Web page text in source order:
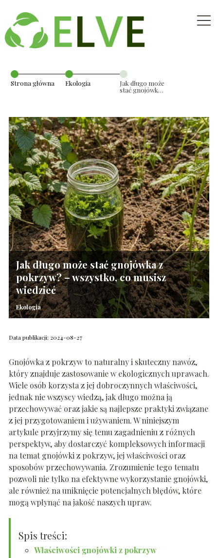
Strona główna Ekologia
Jak długo może
stać gnojówka z
Jak długo może stać gnojówka z
pokrzyw? – wszystko, co musisz
wiedzieć
Ekologia
Data publikacji: 2024-08-27
Gnojówka z pokrzyw to naturalny i skuteczny nawóz,
który znajduje zastosowanie w ekologicznych uprawach.
Wiele osób korzysta z jej dobroczynnych właściwości,
jednak nie wszyscy wiedzą, jak długo można ją
przechowywać oraz jakie są najlepsze praktyki związane
z jej przygotowaniem i używaniem. W niniejszym
artykule przyjrzymy się temu zagadnieniu z różnych
perspektyw, aby dostarczyć kompleksowych informacji
na temat gnojówki z pokrzyw, jej właściwości oraz
sposobów przechowywania. Zrozumienie tego tematu
pozwoli nie tylko na efektywne wykorzystanie gnojówki,
ale również na uniknięcie potencjalnych błędów, które
mogą wpłynąć na jakość naszych upraw.
Spis treści:
Właściwości gnojówki z pokrzyw